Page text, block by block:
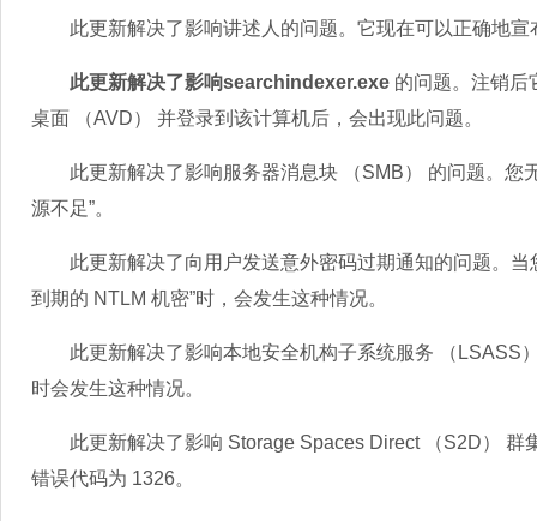
此更新解决了影响讲述人的问题。它现在可以正确地宣布
此更新解决了影响searchindexer.exe 的问题。注销后
桌面 （AVD） 并登录到该计算机后，会出现此问题。
此更新解决了影响服务器消息块 （SMB） 的问题。您无
源不足”。
此更新解决了向用户发送意外密码过期通知的问题。当
到期的 NTLM 机密”时，会发生这种情况。
此更新解决了影响本地安全机构子系统服务 （LSASS
时会发生这种情况。
此更新解决了影响 Storage Spaces Direct （S2D） 群
错误代码为 1326。